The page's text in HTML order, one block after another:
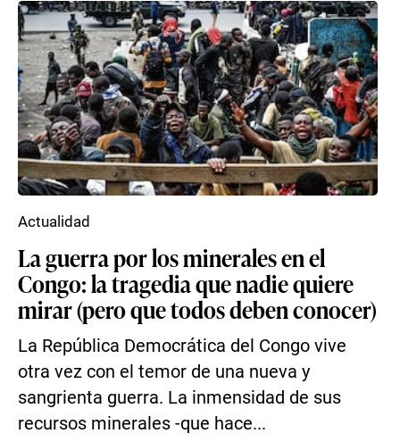
La guerra por los minerales en el
Congo: la tragedia que nadie quiere
mirar (pero que todos deben conocer)
La República Democrática del Congo vive
otra vez con el temor de una nueva y
sangrienta guerra. La inmensidad de sus
recursos minerales -que hace...
Actualidad